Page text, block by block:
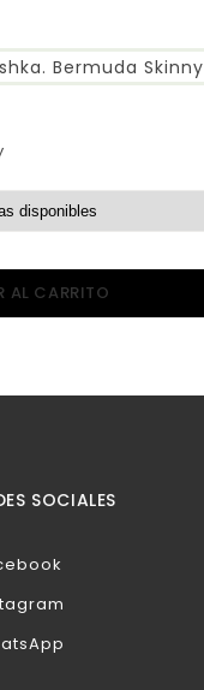
AL CARRITO
SOCIALES